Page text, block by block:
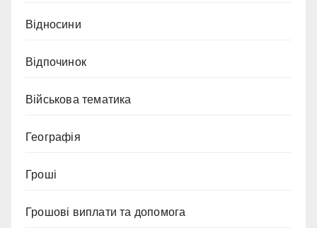
Відносини
Відпочинок
Військова тематика
Географія
Гроші
Грошові виплати та допомога